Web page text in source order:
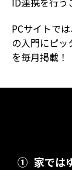
PCサイトで
の入門にピッ
を毎月掲載！
① 家では